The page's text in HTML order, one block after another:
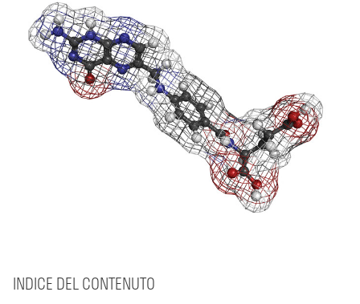
INDICE DEL CONTENUTO